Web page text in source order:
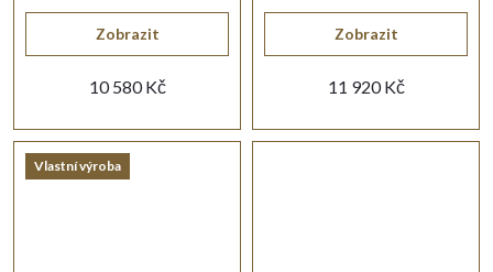
10 580 Kč
Zobrazit
11 920 Kč
Zobrazit
Vlastní výroba